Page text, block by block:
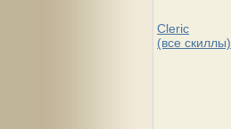
Cleric
(все скиллы)